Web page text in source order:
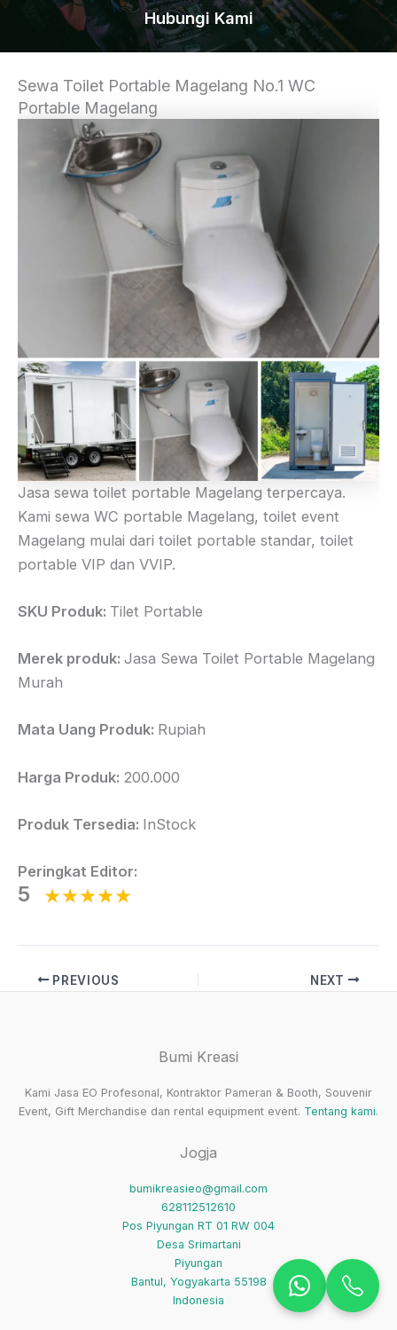
Hubungi Kami
Sewa Toilet Portable Magelang No.1 WC
Portable Magelang
Jasa sewa toilet portable Magelang terpercaya.
Kami sewa WC portable Magelang, toilet event
Magelang mulai dari toilet portable standar, toilet
portable VIP dan VVIP.
SKU Produk: Tilet Portable
Merek produk: Jasa Sewa Toilet Portable Magelang
Murah
Mata Uang Produk: Rupiah
Harga Produk: 200.000
Produk Tersedia: InStock
Peringkat Editor:
5
PREVIOUS NEXT
Bumi Kreasi
Kami Jasa EO Profesonal, Kontraktor Pameran & Booth, Souvenir
Event, Gift Merchandise dan rental equipment event. Tentang kami.
Jogja
bumikreasieo@gmail.com
628112512610
Pos Piyungan RT 01 RW 004
Desa Srimartani
Piyungan
Bantul, Yogyakarta 55198
Indonesia